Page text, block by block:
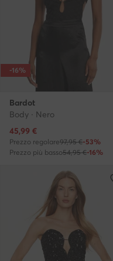
-16%
Bardot
Body · Nero
Prezzo attuale
45,99 €
Prezzo regolare97,95 €-53%
Prezzo più basso54,95 €-16%